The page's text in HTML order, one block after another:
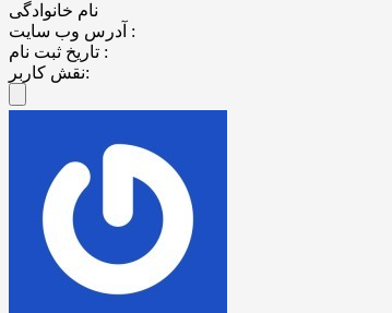
نام خانوادگی
آدرس وب سایت :
تاریخ ثبت نام :
نقش کاربر: